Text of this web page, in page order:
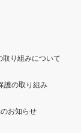
取り組みについて
護の取り組み
お知らせ